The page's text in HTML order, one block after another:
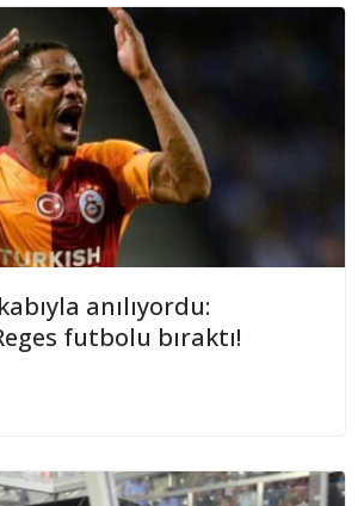
anılıyordu:
futbolu bıraktı!